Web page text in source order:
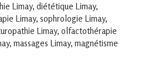
Limay, diététique Limay,
Limay, sophrologie Limay,
Limay, olfactothérapie
, massages Limay, magnétisme